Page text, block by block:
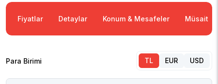
Fiyatlar Detaylar Konum & Mesafeler Müsaitlik
Para Birimi TL EUR USD